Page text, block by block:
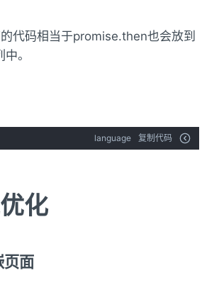
代码相当于promise.then也会放到
。
language 复制代码
化
页面